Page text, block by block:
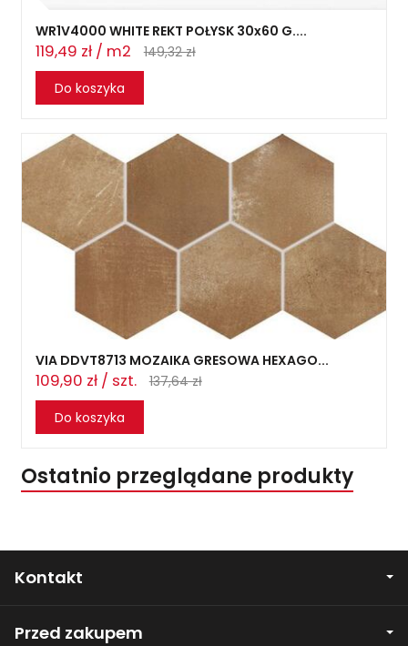
WR1V4000 WHITE REKT POŁYSK 30x60 G....
119,49 zł / m2
149,32 zł
Do koszyka
VIA DDVT8713 MOZAIKA GRESOWA HEXAGO...
109,90 zł / szt.
137,64 zł
Do koszyka
Ostatnio przeglądane produkty
Kontakt
Przed zakupem